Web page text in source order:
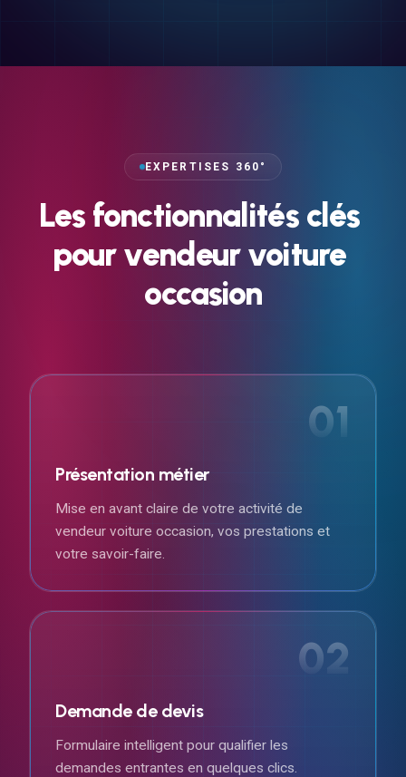
EXPERTISES 360°
Les fonctionnalités clés
pour vendeur voiture
occasion
01
Présentation métier
Mise en avant claire de votre activité de
vendeur voiture occasion, vos prestations et
votre savoir-faire.
02
Demande de devis
Formulaire intelligent pour qualifier les
demandes entrantes en quelques clics.